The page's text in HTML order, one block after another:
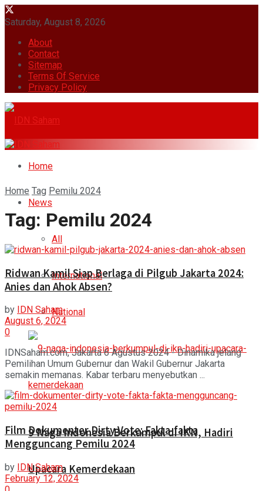
Saturday, August 8, 2026
About
Contact
Sitemap
Terms Of Service
Privacy Policy
Home
News
All
International
National
9 Naga Indonesia Berkumpul di IKN, Hadiri
Upacara Kemerdekaan
Home Tag Pemilu 2024
Tag: Pemilu 2024
Ridwan Kamil Siap Berlaga di Pilgub Jakarta 2024:
Anies dan Ahok Absen?
by
IDN Saham
August 6, 2024
0
IDNSaham.com, Jakarta 6 Agustus 2024 - Dinamika jelang
Pemilihan Umum Gubernur dan Wakil Gubernur Jakarta
semakin memanas. Kabar terbaru menyebutkan ...
Film Dokumenter Dirty Vote: Fakta-fakta
Mengguncang Pemilu 2024
by IDN Saham
February 12, 2024